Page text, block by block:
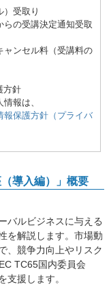
受取り
受講決定通知受取
セル料（受講料の
方針
報は、
報保護方針（プライバ
導入編）」概要
バルビジネスに与える
を解説します。市場動
、競争力向上やリスク
TC65国内委員会
支援します。